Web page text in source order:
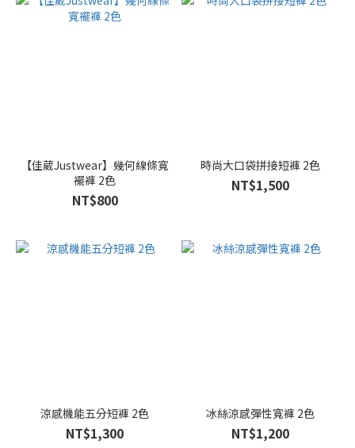
【佳葳Justwear】幾何線條寬
襬褲 2色
NT$800
時尚大口袋拼接短褲 2色
NT$1,500
涼感機能五分短褲 2色
NT$1,300
冰絲涼感彈性寬褲 2色
NT$1,200